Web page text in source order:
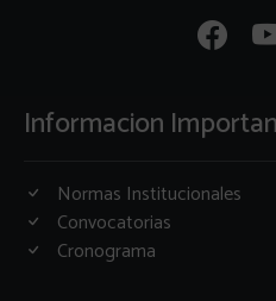
Informacion
Normas Institucionales
Convocatorias
Cronograma